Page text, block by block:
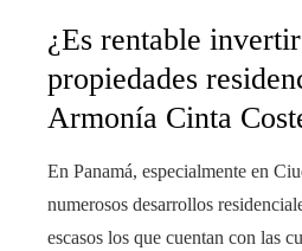
¿Es rentable
propiedades
Armonía Cinta
En Panamá, especialmente en
numerosos desarrollos
escasos los que cuentan con las